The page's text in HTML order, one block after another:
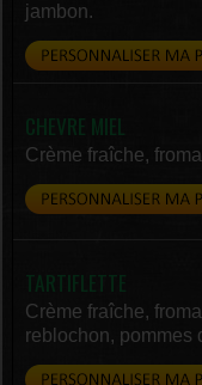
jambon.
CHEVRE MIEL
Crème fraîche,
TARTIFLETTE
Crème fraîche,
reblochon, pommes